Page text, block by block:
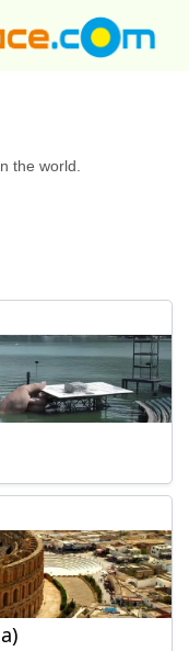
the world.